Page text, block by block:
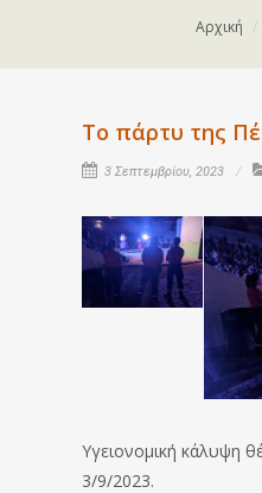
Αρχική
Το πάρτυ της
3 Σεπτεμβρίου, 2023
Υγειονομική κάλυψη
3/9/2023.